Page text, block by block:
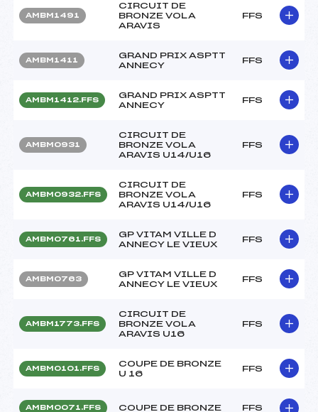
AMBM1491
CIRCUIT DE
BRONZE VOLA
ARAVIS
FFS
AMBM1411
GRAND PRIX ASPTT
ANNECY
FFS
AMBM1412.FFS
GRAND PRIX ASPTT
ANNECY
FFS
AMBM0931
CIRCUIT DE
BRONZE VOLA
ARAVIS U14/U16
FFS
AMBM0932.FFS
CIRCUIT DE
BRONZE VOLA
ARAVIS U14/U16
FFS
AMBM0761.FFS
GP VITAM VILLE D
ANNECY LE VIEUX
FFS
AMBM0763
GP VITAM VILLE D
ANNECY LE VIEUX
FFS
AMBM1773.FFS
CIRCUIT DE
BRONZE VOLA
ARAVIS U16
FFS
AMBM0101.FFS
COUPE DE BRONZE
U 16
FFS
AMBM0071.FFS COUPE DE BRONZE FFS